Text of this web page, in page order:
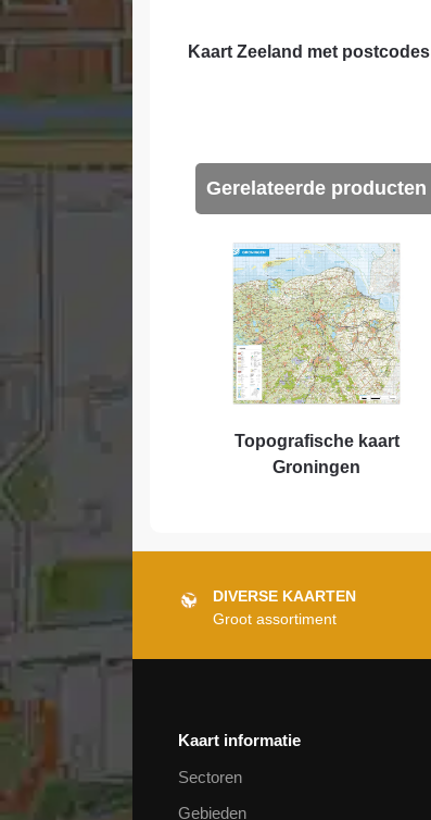
Kaart Zeeland met postcodes
Gerelateerde producten
Topografische kaart
Groningen
DIVERSE KAARTEN
Groot assortiment
Kaart informatie
Sectoren
Gebieden